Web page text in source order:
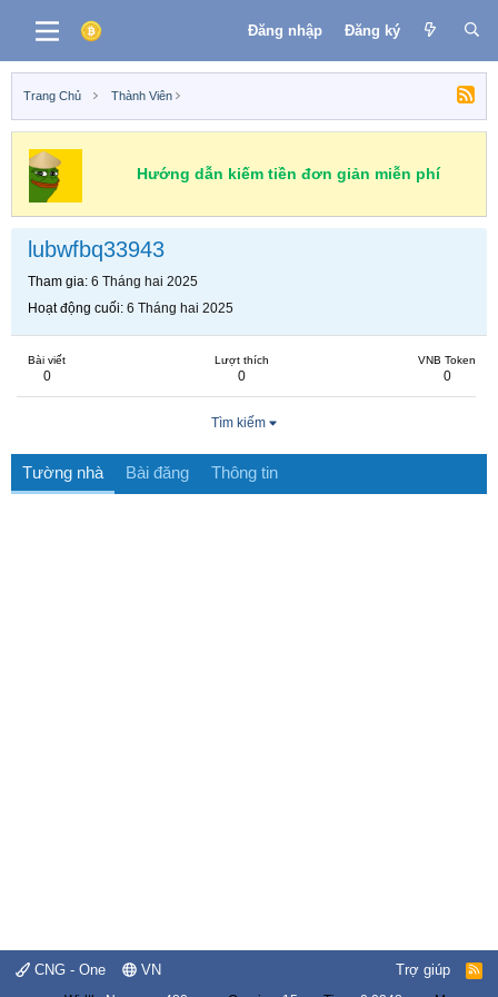
Đăng nhập Đăng ký
Trang Chủ Thành Viên
Hướng dẫn kiếm tiền đơn giản miễn phí
lubwfbq33943
Tham gia 6 Tháng hai 2025
Hoạt động cuối 6 Tháng hai 2025
Bài viết
0
Lượt thích
0
VNB Token
0
Tìm kiếm
Tường nhà Bài đăng Thông tin
CNG - One VN Trợ giúp
R